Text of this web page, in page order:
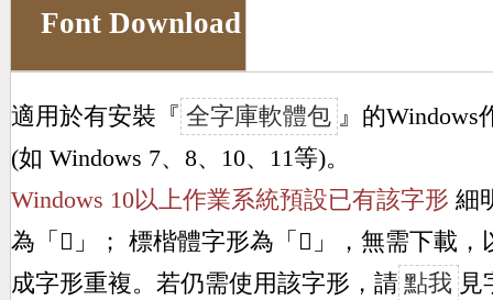
Font Download
適用於有安裝『 全字庫軟體包 』的Windows
(如 Windows 7、8、10、11等)。
Windows 10以上作業系統預設已有該字形 細
為「 𥀳 」； 標楷體字形為「 𥀳 」，無需下載，
成字形重複。若仍需使用該字形，請 點我 見